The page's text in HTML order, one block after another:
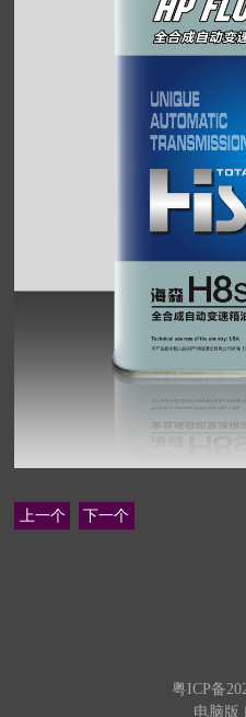
上一个 下一个
粤ICP备
电脑版